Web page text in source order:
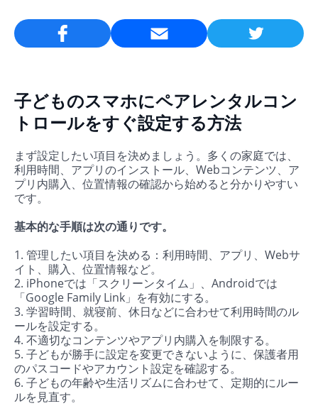
Email
子どものスマホにペアレンタルコン
トロールをすぐ設定する方法
まず設定したい項目を決めましょう。多くの家庭では、
利用時間、アプリのインストール、Webコンテンツ、ア
プリ内購入、位置情報の確認から始めると分かりやすい
です。
基本的な手順は次の通りです。
1. 管理したい項目を決める：利用時間、アプリ、Webサ
イト、購入、位置情報など。
2. iPhoneでは「スクリーンタイム」、Androidでは
「Google Family Link」を有効にする。
3. 学習時間、就寝前、休日などに合わせて利用時間のル
ールを設定する。
4. 不適切なコンテンツやアプリ内購入を制限する。
5. 子どもが勝手に設定を変更できないように、保護者用
のパスコードやアカウント設定を確認する。
6. 子どもの年齢や生活リズムに合わせて、定期的にルー
ルを見直す。